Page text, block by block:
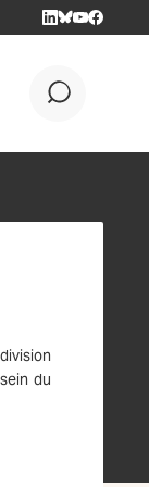
LINKEDIN
BLUESKY
YOUTUBE
du